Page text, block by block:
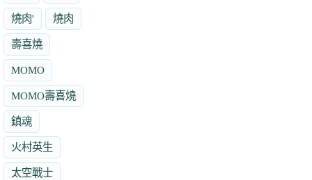
燒肉' 燒肉
壽喜燒
MOMO
MOMO壽喜燒
鎮魂
火村英生
太空戰士